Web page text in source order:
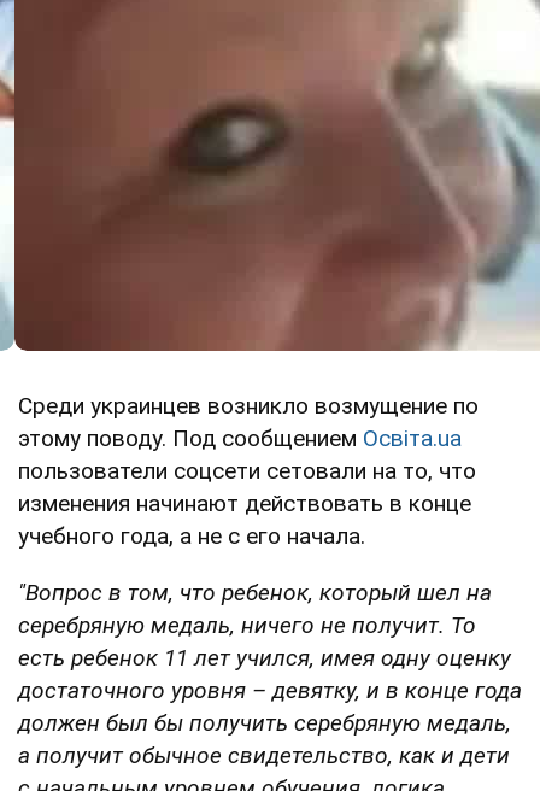
Среди украинцев возникло возмущение по
этому поводу. Под сообщением Освіта.ua
пользователи соцсети сетовали на то, что
изменения начинают действовать в конце
учебного года, а не с его начала.
"Вопрос в том, что ребенок, который шел на
серебряную медаль, ничего не получит. То
есть ребенок 11 лет учился, имея одну оценку
достаточного уровня – девятку, и в конце года
должен был бы получить серебряную медаль,
а получит обычное свидетельство, как и дети